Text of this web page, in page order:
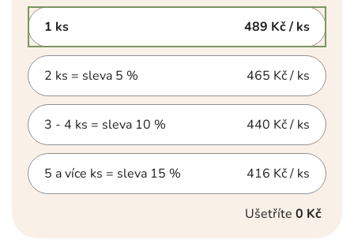
1 ks 489 Kč/ ks
2 ks = sleva 5 % 465 Kč/ ks
3 - 4 ks = sleva 10 % 440 Kč/ ks
5 a více ks = sleva 15 % 416 Kč/ ks
Ušetříte 0 Kč